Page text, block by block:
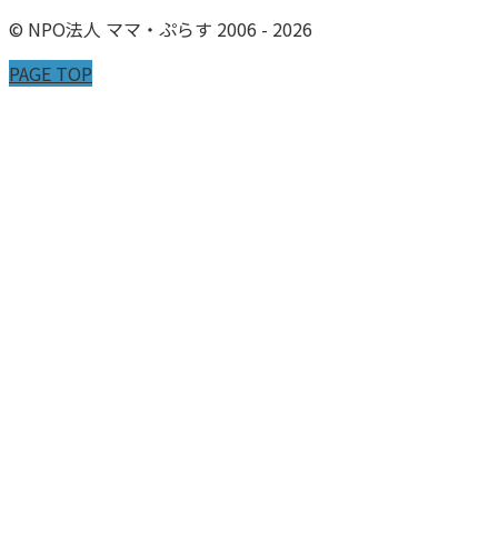
© NPO法人 ママ・ぷらす 2006 - 2026
PAGE TOP